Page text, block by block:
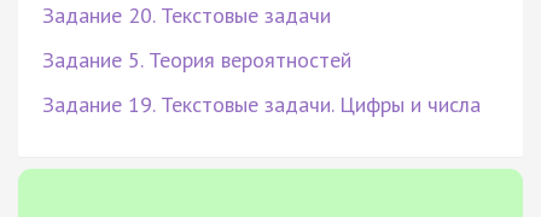
Задание 20. Текстовые задачи
Задание 5. Теория вероятностей
Задание 19. Текстовые задачи. Цифры и числа